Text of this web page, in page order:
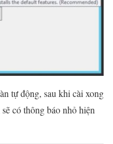
tự động, sau khi cài xong
có thông báo nhỏ hiện